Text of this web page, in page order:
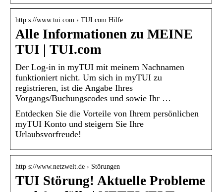
http s://www.tui.com › TUI.com Hilfe
Alle Informationen zu MEINE
TUI | TUI.com
Der Log-in in myTUI mit meinem Nachnamen
funktioniert nicht. Um sich in myTUI zu
registrieren, ist die Angabe Ihres
Vorgangs/Buchungscodes und sowie Ihr …
Entdecken Sie die Vorteile von Ihrem persönlichen
myTUI Konto und steigern Sie Ihre
Urlaubsvorfreude!
http s://www.netzwelt.de › Störungen
TUI Störung! Aktuelle Probleme